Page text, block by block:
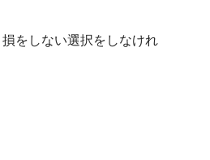
をしない選択をしなけれ